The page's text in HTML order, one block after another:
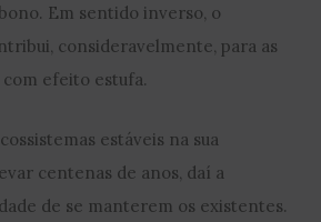
Em sentido inverso, o
consideravelmente, para as
com efeito estufa.
estáveis na sua
centenas de anos, daí a
de se manterem os existentes.